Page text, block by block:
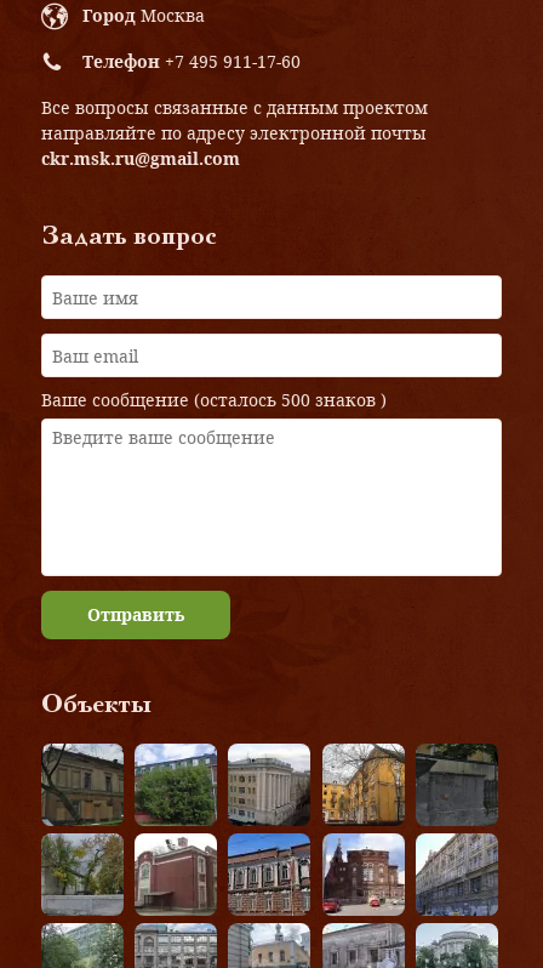
Город Москва
Телефон +7 495 911-17-60
Все вопросы связанные с данным проектом
направляйте по адресу электронной почты
ckr.msk.ru@gmail.com
Задать вопрос
Ваше сообщение (осталось 500 знаков )
Отправить
Объекты